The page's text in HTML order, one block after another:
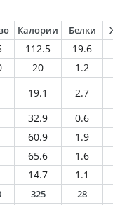
Калории Белки
112.5 19.6
20 1.2
19.1 2.7
32.9 0.6
60.9 1.9
65.6 1.6
14.7 1.1
325 28